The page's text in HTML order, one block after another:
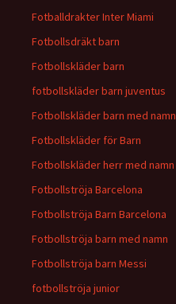
Fotballdrakter Inter Miami
Fotbollsdräkt barn
Fotbollskläder barn
fotbollskläder barn juventus
Fotbollskläder barn med namn
Fotbollskläder för Barn
Fotbollskläder herr med namn
Fotbollströja Barcelona
Fotbollströja Barn Barcelona
Fotbollströja barn med namn
Fotbollströja barn Messi
fotbollströja junior